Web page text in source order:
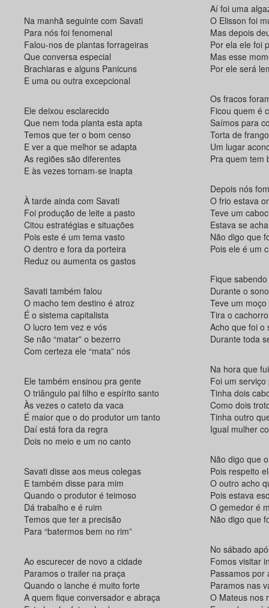
Na manhã seguinte com Savati
Para nós foi fenomenal
Falou-nos de plantas forrageiras
Que conversa especial
Brachiaras e alguns Panicuns
E uma ou outra excepcional
Ele deixou esclarecido
Que nem toda planta esta apta
Temos que ter o bom censo
E ver a que melhor se adapta
As regiões são diferentes
E às vezes tornam-se inapta
À tarde ainda com Savati
Foi produção de leite a pasto
Citou estratégias e situações
Pois este é um tema vasto
O dentro e fora da porteira
Reduz ou aumenta os gastos
Savati também falou
O macho tem destino é atroz
É o sistema capitalista
O lucro tem vez e vós
Se não “matar” o bezerro
Com certeza ele “mata” nós
Ele também ensinou pra gente
O triângulo pai filho e espírito santo
Às vezes o cateto da vaca
É maior que o do produtor um tanto
Daí está fora da regra
Dois no meio e um no canto
Savati disse aos meus colegas
E também disse para mim
Quando o produtor é teimoso
Dá trabalho e é ruim
Temos que ter a precisão
Para “batermos bem no rim”
Ao escurecer de novo a cidade
Paramos o trailer na praça
Quando o lanche é muito forte
A quem fique conversador e abraça
Aí foi uma
O Elisson foi
Mas depois
Por ela ele foi
Mas esse
Por ele será
Os fracos
Ficou quem é
Saímos para
Torta de
Um lugar
Pra quem tem
Depois nós
O frio estava
Teve um
Estava se
Não digo que
Pois ele é um
Fique
Durante o
Teve um
Tira o
Acho que foi o
Durante toda
Na hora que
Foi um serviço
Tinha dois
Como dois
Tinha outro
Igual mulher
Não digo que
Pois respeito
O outro acho
Pois estava
O gemedor é
Não digo que
No sábado
Fomos visitar
Passamos por
Paramos nas
O Mateus nos